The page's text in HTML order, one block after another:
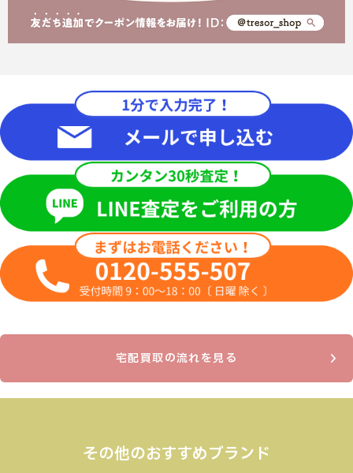
宅配買取の流れを見る
その他のおすすめブランド